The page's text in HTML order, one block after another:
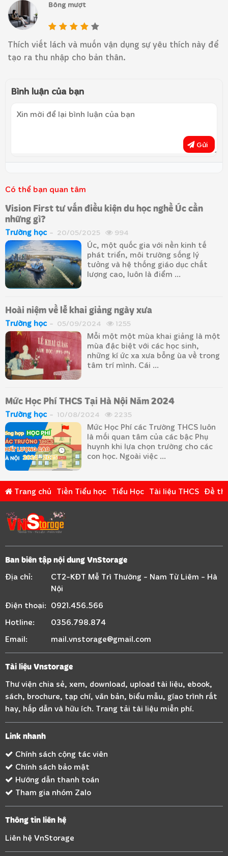
Bông mượt
Thích viết lách và muốn vận dụng sự yêu thích này để
tạo ra thu nhập cho bản thân.
Bình luận của bạn
Gửi
Có thể bạn quan tâm
Vision First tư vấn điều kiện du học nghề Úc cần
những gì?
Trường học 20/05/2025 994
Úc, một quốc gia với nền kinh tế
phát triển, môi trường sống lý
tưởng và hệ thống giáo dục chất
lượng cao, luôn là điểm ...
Hoài niệm về lễ khai giảng ngày xưa
Trường học 05/09/2024 1255
Mỗi một một mùa khai giảng là một
mùa đặc biệt với các học sinh,
những kí ức xa xưa bỗng ùa về trong
tâm trí mình. Cái ...
Mức Học Phí THCS Tại Hà Nội Năm 2024
Trường học 10/08/2024 2235
Mức Học Phí các Trường THCS luôn
là mối quan tâm của các bậc Phụ
huynh khi lựa chọn trường cho các
con học. Ngoài việc ...
Trang chủ Tiền Tiểu học Tiểu Học Tài liệu THCS Đề thi
Ban biên tập nội dung VnStorage
Địa chỉ:
CT2-KĐT Mễ Trì Thường - Nam Từ Liêm - Hà
Nội
Điện thoại: 0921.456.566
Hotline:
0356.798.874
Email:
mail.vnstorage@gmail.com
Tài liệu Vnstorage
Thư viện chia sẻ, xem, download, upload tài liệu, ebook,
sách, brochure, tạp chí, văn bản, biểu mẫu, gíao trình rất
hay, hấp dẫn và hữu ích. Trang tải tài liệu miễn phí.
Link nhanh
Chính sách cộng tác viên
Chính sách bảo mật
Hướng dẫn thanh toán
Tham gia nhóm Zalo
Thông tin liên hệ
Liên hệ VnStorage